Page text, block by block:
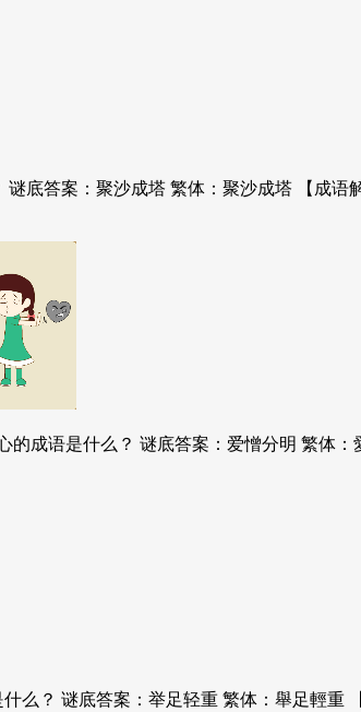
底答案：聚沙成塔 繁体：聚沙成塔 【成
的成语是什么？ 谜底答案：爱憎分明 繁体
么？ 谜底答案：举足轻重 繁体：舉足輕